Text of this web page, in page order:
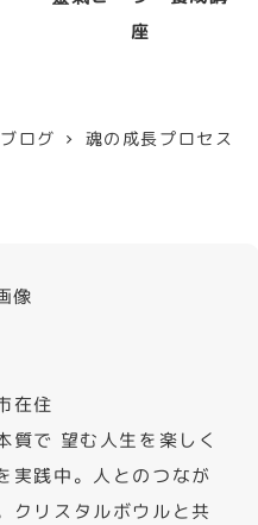
座
ブログ 魂の成長プロセス
在住
質で 望む人生を楽しく
実践中。人とのつなが
クリスタルボウルと共